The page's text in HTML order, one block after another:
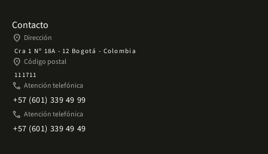
Contacto
place Dirección
Cra 1 Nº 18A - 12 Bogotá - Colombia
place Código postal
111711
phone Atención telefónica
+57 (601) 339 49 99
phone Atención telefónica
+57 (601) 339 49 49